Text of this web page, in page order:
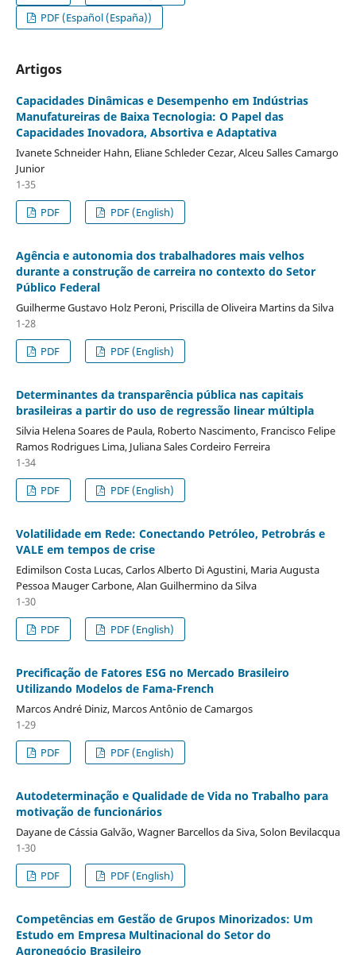
PDF (Español (España))
Artigos
Capacidades Dinâmicas e Desempenho em Indústrias
Manufatureiras de Baixa Tecnologia: O Papel das
Capacidades Inovadora, Absortiva e Adaptativa
Ivanete Schneider Hahn, Eliane Schleder Cezar, Alceu Salles Camargo
Junior
1-35
PDF
PDF (English)
Agência e autonomia dos trabalhadores mais velhos
durante a construção de carreira no contexto do Setor
Público Federal
Guilherme Gustavo Holz Peroni, Priscilla de Oliveira Martins da Silva
1-28
PDF
PDF (English)
Determinantes da transparência pública nas capitais
brasileiras a partir do uso de regressão linear múltipla
Silvia Helena Soares de Paula, Roberto Nascimento, Francisco Felipe
Ramos Rodrigues Lima, Juliana Sales Cordeiro Ferreira
1-34
PDF
PDF (English)
Volatilidade em Rede: Conectando Petróleo, Petrobrás e
VALE em tempos de crise
Edimilson Costa Lucas, Carlos Alberto Di Agustini, Maria Augusta
Pessoa Mauger Carbone, Alan Guilhermino da Silva
1-30
PDF
PDF (English)
Precificação de Fatores ESG no Mercado Brasileiro
Utilizando Modelos de Fama-French
Marcos André Diniz, Marcos Antônio de Camargos
1-29
PDF
PDF (English)
Autodeterminação e Qualidade de Vida no Trabalho para
motivação de funcionários
Dayane de Cássia Galvão, Wagner Barcellos da Siva, Solon Bevilacqua
1-30
PDF
PDF (English)
Competências em Gestão de Grupos Minorizados: Um
Estudo em Empresa Multinacional do Setor do
Agronegócio Brasileiro